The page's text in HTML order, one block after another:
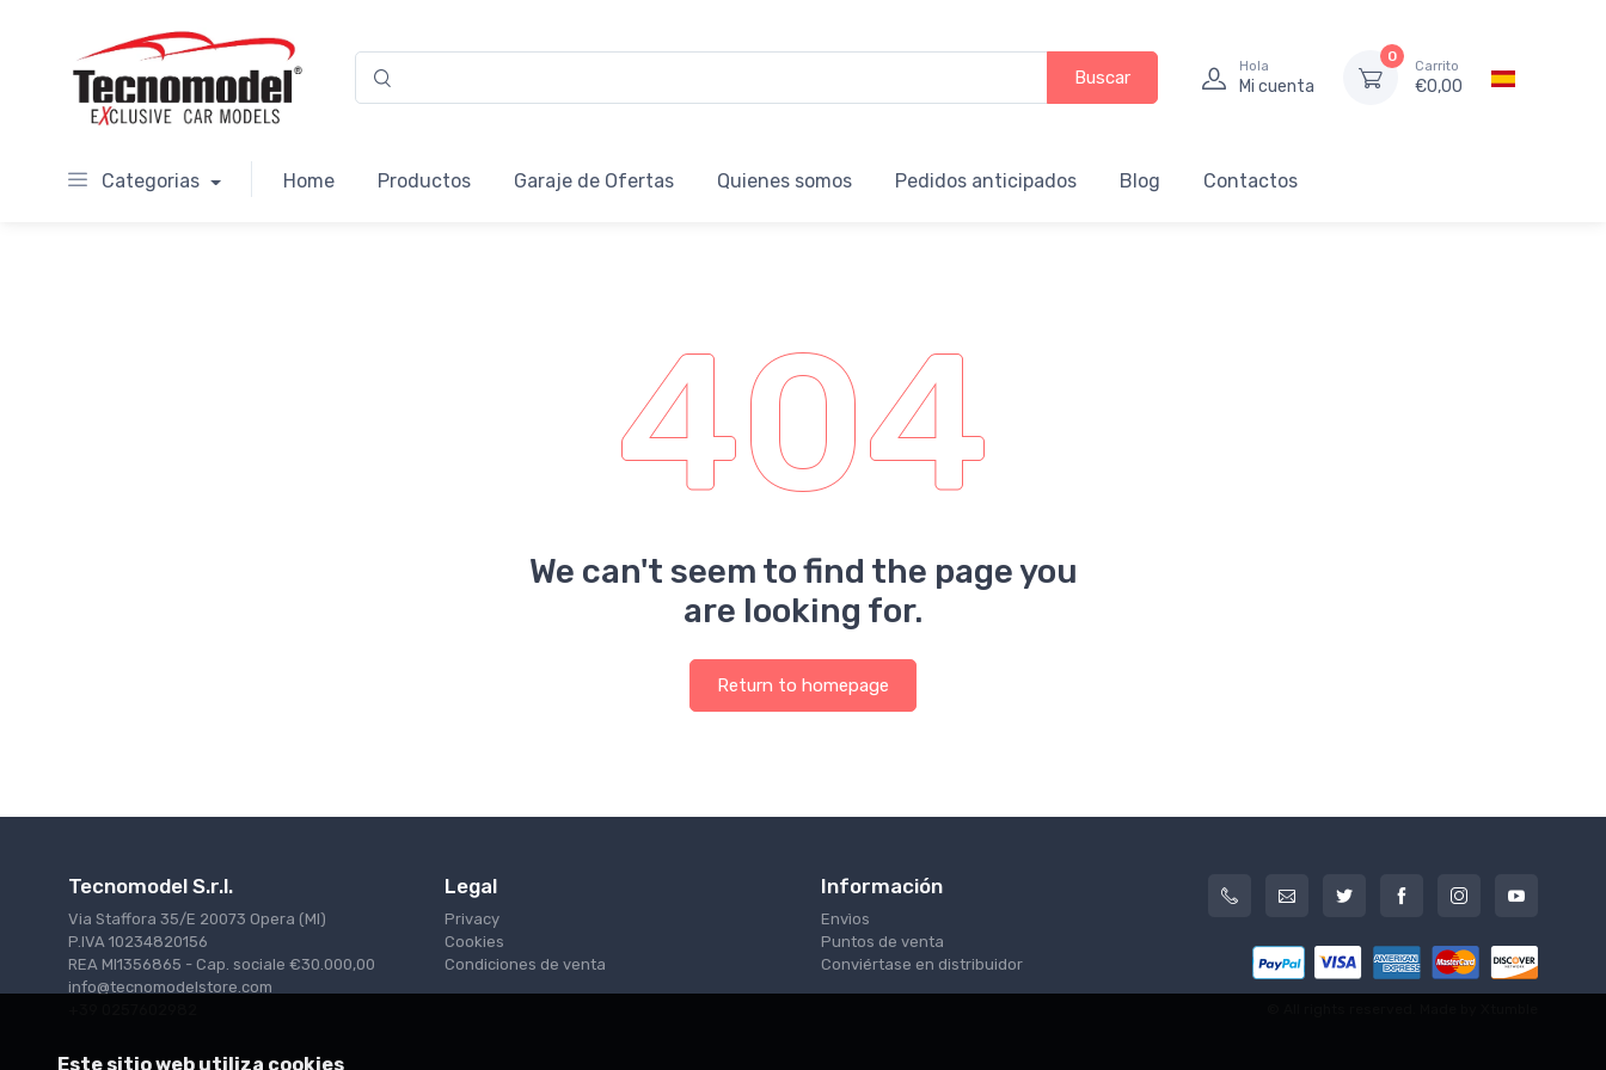
Buscar
Hola
Mi cuenta
0
Carrito
€0,00
Categorias Home Productos Garaje de Ofertas Quienes somos Pedidos anticipados Blog Contactos
404
We can't seem to find the page you
are looking for.
Return to homepage
Tecnomodel S.r.l.
Via Staffora 35/E 20073 Opera (MI)
P.IVA 10234820156
REA MI1356865 - Cap. sociale €30.000,00
info@tecnomodelstore.com
Legal
Privacy
Cookies
Condiciones de venta
Información
Envìos
Puntos de venta
Conviértase en distribuidor
Este sitio web utiliza cookies